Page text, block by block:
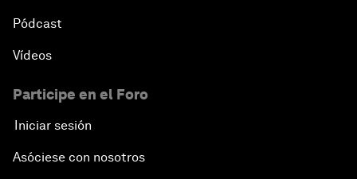
Pódcast
Vídeos
Participe en el Foro
Iniciar sesión
Asóciese con nosotros